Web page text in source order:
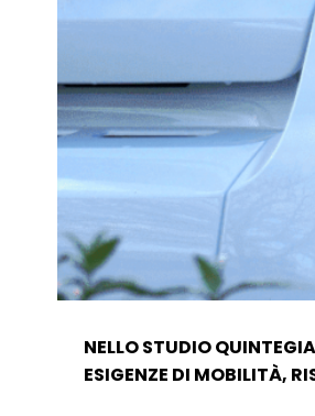
NELLO STUDIO
ESIGENZE DI MOBILITÀ,